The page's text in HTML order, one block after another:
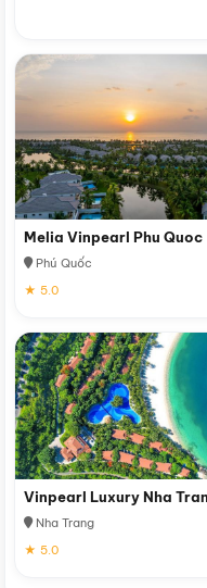
Melia Vinpearl Phu Quoc
Phú Quốc
★ 5.0
Vinpearl Luxury Nha
Nha Trang
★ 5.0